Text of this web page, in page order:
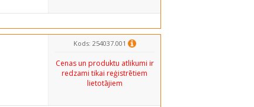
Kods: 254037.001
Cenas un produktu atlikumi ir
redzami tikai reģistrētiem
lietotājiem